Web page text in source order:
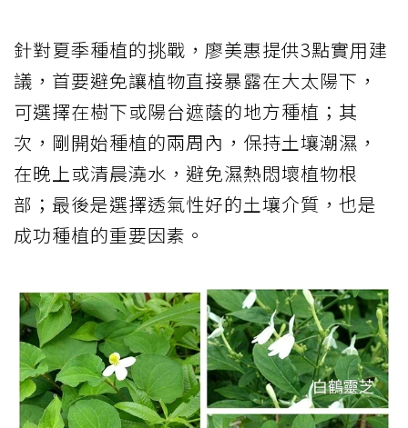
針對夏季種植的挑戰，廖美惠提供3點實用建
議，首要避免讓植物直接暴露在大太陽下，
可選擇在樹下或陽台遮蔭的地方種植；其
次，剛開始種植的兩周內，保持土壤潮濕，
在晚上或清晨澆水，避免濕熱悶壞植物根
部；最後是選擇透氣性好的土壤介質，也是
成功種植的重要因素。